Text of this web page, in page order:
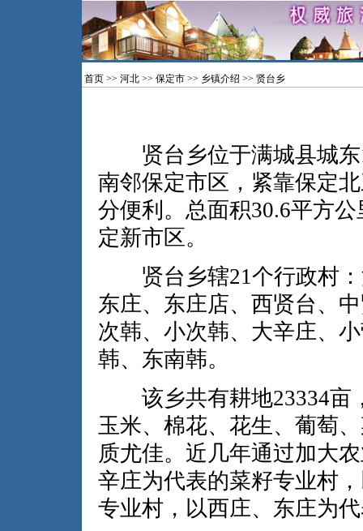
首页 >> 河北 >> 保定市 >> 乡镇介绍 >> 贤台乡
贤台乡位于满城县城东
南邻保定市区，紧靠保定
分便利。总面积30.6平方
定新市区。
贤台乡辖21个行政村：
东庄、东庄店、西贤台、
次韩、小次韩、大辛庄、
韩、东南韩。
该乡共有耕地23334亩
玉米、棉花、花生、葡萄
质尤佳。近几年通过加大
辛庄为代表的菜籽专业村
专业村，以西庄、东庄为